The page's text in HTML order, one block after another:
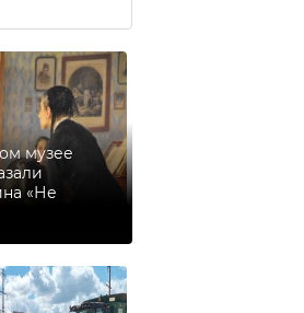
музее
«Не